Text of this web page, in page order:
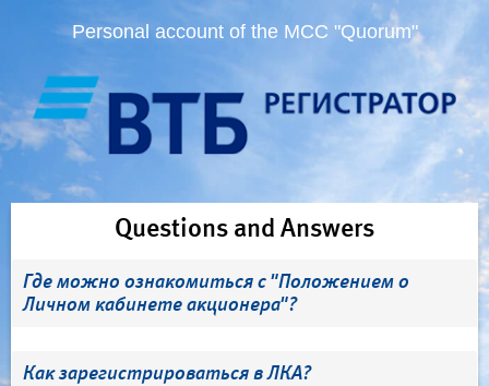
Personal account of the MCC "Quorum"
Questions and Answers
Где можно ознакомиться с "Положением о
Личном кабинете акционера"?
Как зарегистрироваться в ЛКА?